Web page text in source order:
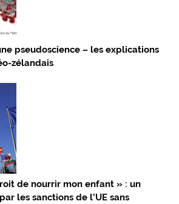
pseudoscience – les explications
zélandais
de nourrir mon enfant » : un
les sanctions de l’UE sans